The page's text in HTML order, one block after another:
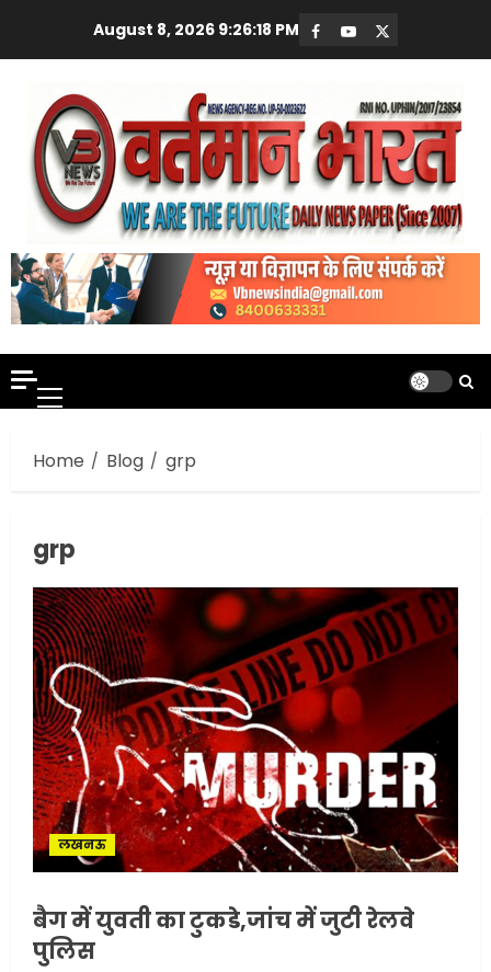
content
August 8, 2026 9:26:19 PM Facebook
Youtube
X
Primary
Menu
Home
Blog grp
grp
लखनऊ
बैग में युवती का टुकडे,जांच में जुटी रेलवे
पुलिस
3
सरकारी दफ्तरों में जनसेवा कम,
जनता का अपमान ज्यादा? जनता के
टैक्स पर वेतन, फिर जनता से अभद्र
व्यवहार क्यों?
JUNE 1, 2026
4
अमेरिका ने फिर से ईरान को युद्ध
समाप्त करने के लिए भेजी अपनी 5
शर्तें
MAY 18, 2026 0